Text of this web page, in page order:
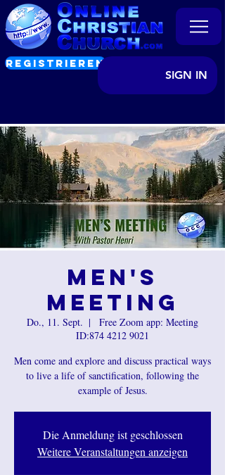
REGISTRIEREN
SIGN IN
Men's
Meeting
Do., 11. Sept.
  |
Free Zoom app: Meeting
ID:874 4212 9021
Men come and explore and discuss practical ways
to live a life of sanctification, following the
example of Jesus.
Die Anmeldung ist geschlossen
Weitere Veranstaltungen anzeigen